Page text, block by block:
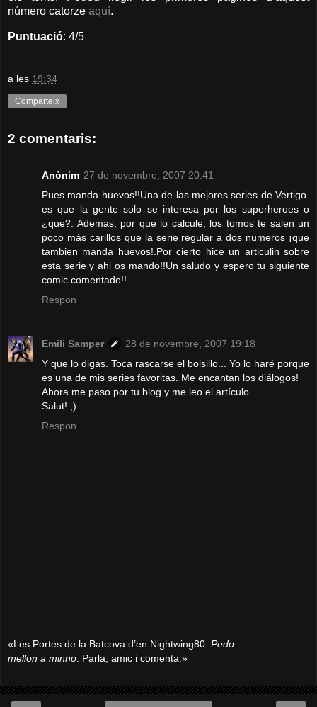
número catorze aquí.
Puntuació: 4/5
a les 19:34
Comparteix
2 comentaris:
Anònim 27 de novembre, 2007 20:41
Pues manda huevos!!Una de las mejores series de Vertigo.
es que la gente solo se interesa por los superheroes o
¿que?. Ademas, por que lo calcule, los tomos te salen un
poco más carillos que la serie regular a dos numeros ¡que
tambien manda huevos!.Por cierto hice un articulin sobre
esta serie y ahi os mando!!Un saludo y espero tu siguiente
comic comentado!!
Respon
Emili Samper
28 de novembre, 2007 19:18
Y que lo digas. Toca rascarse el bolsillo... Yo lo haré porque
es una de mis series favoritas. Me encantan los diálogos!
Ahora me paso por tu blog y me leo el artículo.
Salut! ;)
Respon
«Les Portes de la Batcova d’en Nightwing80. Pedo
mellon a minno: Parla, amic i comenta.»